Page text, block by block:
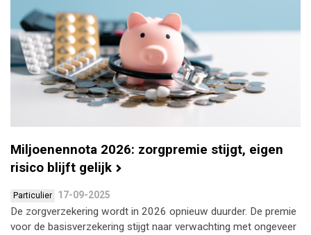
Miljoenennota 2026: zorgpremie stijgt, eigen
risico blijft gelijk
Particulier 17-09-2025
De zorgverzekering wordt in 2026 opnieuw duurder. De premie
voor de basisverzekering stijgt naar verwachting met ongeveer